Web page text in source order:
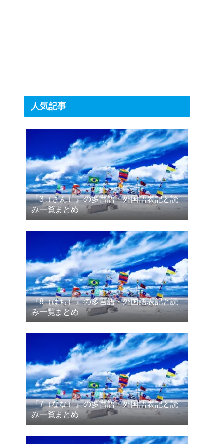
人気記事
『3（さん）』の多言語・外国語表記と読
み一覧まとめ
『8（はち）』の多言語・外国語表記と読
み一覧まとめ
『7（なな）』の多言語・外国語表記と読
み一覧まとめ